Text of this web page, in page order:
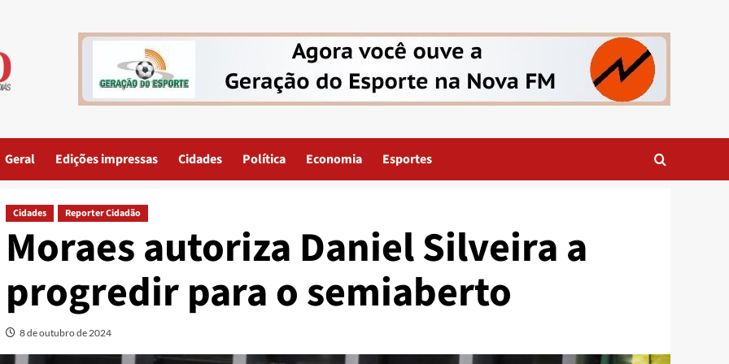
Geral Edições impressas Cidades Política Economia Esportes
Cidades Reporter Cidadão
Moraes autoriza Daniel Silveira a
progredir para o semiaberto
8 de outubro de 2024